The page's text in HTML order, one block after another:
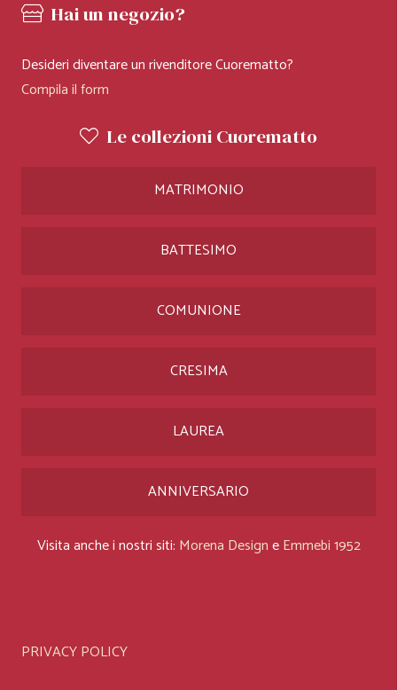
Hai un negozio?
Desideri diventare un rivenditore Cuorematto?
Compila il form
Le collezioni Cuorematto
MATRIMONIO
BATTESIMO
COMUNIONE
CRESIMA
LAUREA
ANNIVERSARIO
Visita anche i nostri siti: Morena DesigneEmmebi 1952
PRIVACY POLICY